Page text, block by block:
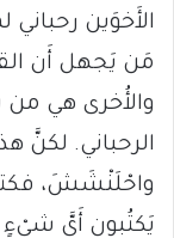
الأَخوَين
مَن يَجهل أَن
والأُخرى هي من
الرحباني.
واحْلَنْشَشَ،
يَكتُبون أَيَّ